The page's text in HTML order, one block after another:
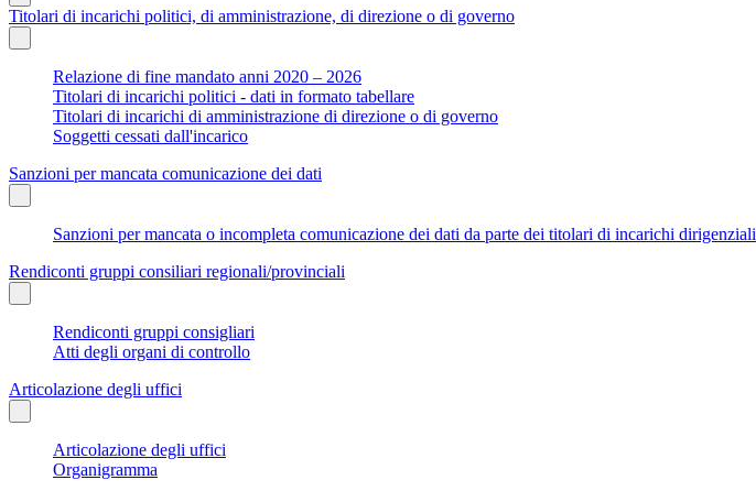
Titolari di incarichi politici, di amministrazione, di direzione o di governo
Relazione di fine mandato anni 2020 – 2026
Titolari di incarichi politici - dati in formato tabellare
Titolari di incarichi di amministrazione di direzione o di governo
Soggetti cessati dall'incarico
Sanzioni per mancata comunicazione dei dati
Sanzioni per mancata o incompleta comunicazione dei dati da parte dei titolari di incarichi dirigenziali
Rendiconti gruppi consiliari regionali/provinciali
Rendiconti gruppi consigliari
Atti degli organi di controllo
Articolazione degli uffici
Articolazione degli uffici
Organigramma